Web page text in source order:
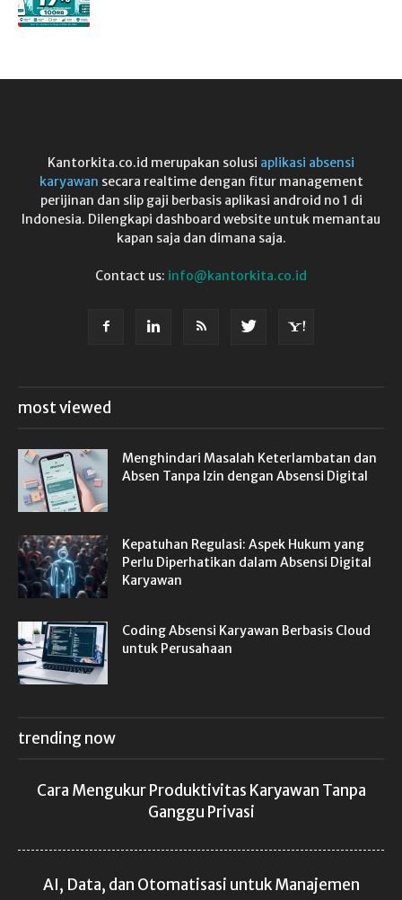
Kantorkita.co.id merupakan solusi aplikasi absensi
karyawan secara realtime dengan fitur management
perijinan dan slip gaji berbasis aplikasi android no 1 di
Indonesia. Dilengkapi dashboard website untuk memantau
kapan saja dan dimana saja.
Contact us: info@kantorkita.co.id
most viewed
Menghindari Masalah Keterlambatan dan
Absen Tanpa Izin dengan Absensi Digital
Kepatuhan Regulasi: Aspek Hukum yang
Perlu Diperhatikan dalam Absensi Digital
Karyawan
Coding Absensi Karyawan Berbasis Cloud
untuk Perusahaan
trending now
Cara Mengukur Produktivitas Karyawan Tanpa
Ganggu Privasi
AI, Data, dan Otomatisasi untuk Manajemen